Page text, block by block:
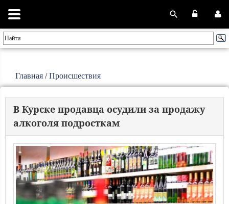
Главная /Происшествия
В Курске продавца осудили за продажу
алкоголя подросткам